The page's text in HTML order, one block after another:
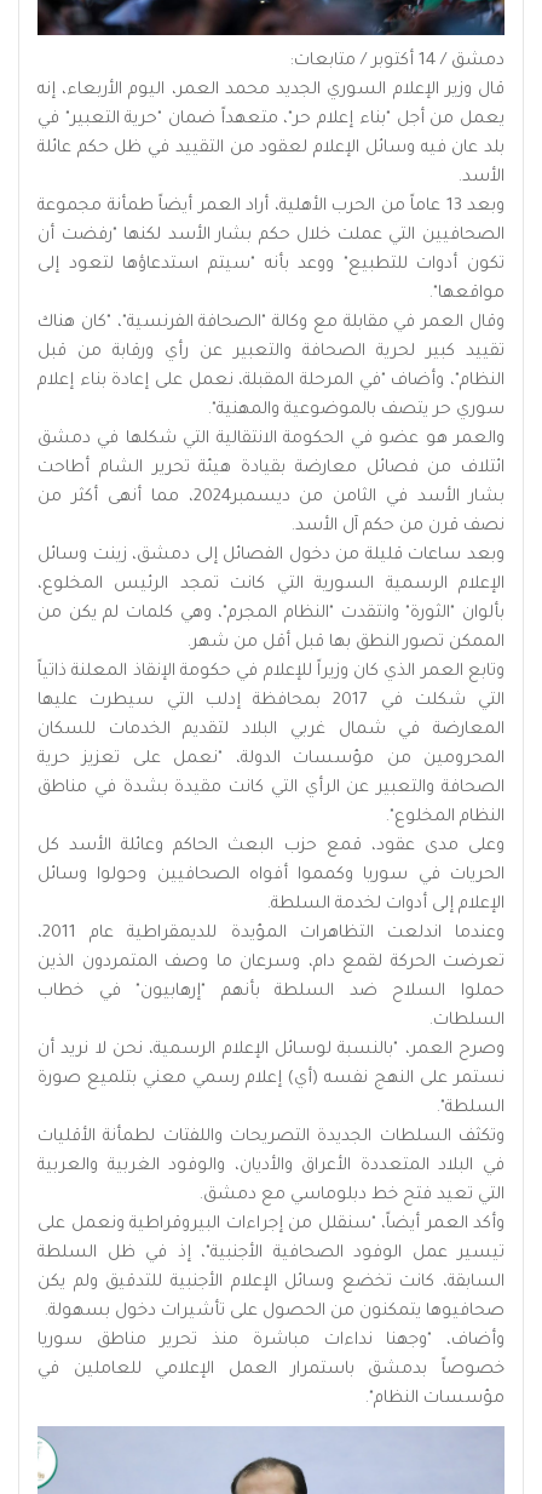
دمشق / 14 أكتوبر / متابعات:
قال وزير الإعلام السوري الجديد محمد العمر، اليوم الأربعاء، إنه
يعمل من أجل "بناء إعلام حر"، متعهداً ضمان "حرية التعبير" في
بلد عان فيه وسائل الإعلام لعقود من التقييد في ظل حكم عائلة
الأسد.
وبعد 13 عاماً من الحرب الأهلية، أراد العمر أيضاً طمأنة مجموعة
الصحافيين التي عملت خلال حكم بشار الأسد لكنها "رفضت أن
تكون أدوات للتطبيع" ووعد بأنه "سيتم استدعاؤها لتعود إلى
مواقعها".
وقال العمر في مقابلة مع وكالة "الصحافة الفرنسية"، "كان هناك
تقييد كبير لحرية الصحافة والتعبير عن رأي ورقابة من قبل
النظام"، وأضاف "في المرحلة المقبلة، نعمل على إعادة بناء إعلام
سوري حر يتصف بالموضوعية والمهنية".
والعمر هو عضو في الحكومة الانتقالية التي شكلها في دمشق
ائتلاف من فصائل معارضة بقيادة هيئة تحرير الشام أطاحت
بشار الأسد في الثامن من ديسمبر2024، مما أنهى أكثر من
نصف قرن من حكم آل الأسد.
وبعد ساعات قليلة من دخول الفصائل إلى دمشق، زينت وسائل
الإعلام الرسمية السورية التي كانت تمجد الرئيس المخلوع،
بألوان "الثورة" وانتقدت "النظام المجرم"، وهي كلمات لم يكن من
الممكن تصور النطق بها قبل أقل من شهر.
وتابع العمر الذي كان وزيراً للإعلام في حكومة الإنقاذ المعلنة ذاتياً
التي شكلت في 2017 بمحافظة إدلب التي سيطرت عليها
المعارضة في شمال غربي البلاد لتقديم الخدمات للسكان
المحرومين من مؤسسات الدولة، "نعمل على تعزيز حرية
الصحافة والتعبير عن الرأي التي كانت مقيدة بشدة في مناطق
النظام المخلوع".
وعلى مدى عقود، قمع حزب البعث الحاكم وعائلة الأسد كل
الحريات في سوريا وكمموا أفواه الصحافيين وحولوا وسائل
الإعلام إلى أدوات لخدمة السلطة.
وعندما اندلعت التظاهرات المؤيدة للديمقراطية عام 2011،
تعرضت الحركة لقمع دام، وسرعان ما وصف المتمردون الذين
حملوا السلاح ضد السلطة بأنهم "إرهابيون" في خطاب
السلطات.
وصرح العمر، "بالنسبة لوسائل الإعلام الرسمية، نحن لا نريد أن
نستمر على النهج نفسه (أي) إعلام رسمي معني بتلميع صورة
السلطة".
وتكثف السلطات الجديدة التصريحات واللفتات لطمأنة الأقليات
في البلاد المتعددة الأعراق والأديان، والوفود الغربية والعربية
التي تعيد فتح خط دبلوماسي مع دمشق.
وأكد العمر أيضاً، "سنقلل من إجراءات البيروقراطية ونعمل على
تيسير عمل الوفود الصحافية الأجنبية"، إذ في ظل السلطة
السابقة، كانت تخضع وسائل الإعلام الأجنبية للتدقيق ولم يكن
صحافيوها يتمكنون من الحصول على تأشيرات دخول بسهولة.
وأضاف، "وجهنا نداءات مباشرة منذ تحرير مناطق سوريا
خصوصاً بدمشق باستمرار العمل الإعلامي للعاملين في
مؤسسات النظام".